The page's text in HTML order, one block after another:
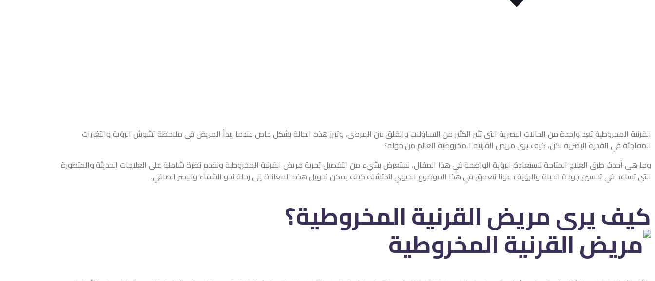
القرنية المخروطية تعد واحدة من الحالات البصرية التي تثير الكثير من التساؤلات والقلق بين المرضى، وتبرز هذه الحالة بشكل خاص عندما يبدأ المريض في ملاحظة تشوش الرؤية والتغيرات
المفاجئة في القدرة البصرية لكن، كيف يرى مريض القرنية المخروطية العالم من حوله؟
وما هي أحدث طرق العلاج المتاحة لاستعادة الرؤية الواضحة في هذا المقال، نستعرض بشيء من التفصيل تجربة مريض القرنية المخروطية ونقدم نظرة شاملة على العلاجات الحديثة والمتطورة
التي تساعد في تحسين جودة الحياة والرؤية دعونا نتعمق في هذا الموضوع الحيوي لنكتشف كيف يمكن تحويل هذه المعاناة إلى رحلة نحو الشفاء والبصر الصافي.
كيف يرى مريض القرنية المخروطية؟